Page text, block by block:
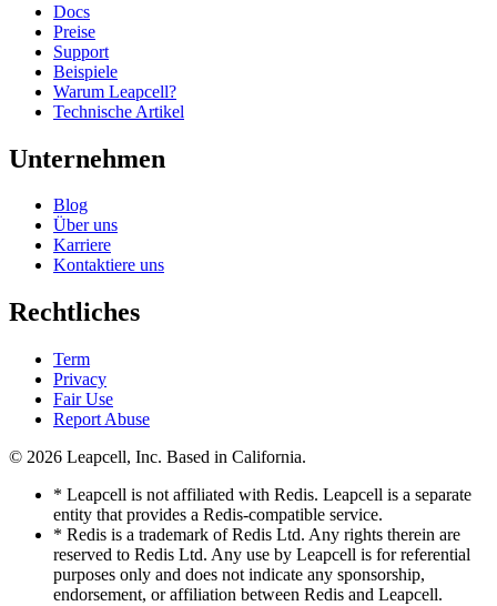
Docs
Preise
Support
Beispiele
Warum Leapcell?
Technische Artikel
Unternehmen
Blog
Über uns
Karriere
Kontaktiere uns
Rechtliches
Term
Privacy
Fair Use
Report Abuse
© 2026 Leapcell, Inc. Based in California.
* Leapcell is not affiliated with Redis. Leapcell is a separate
entity that provides a Redis-compatible service.
* Redis is a trademark of Redis Ltd. Any rights therein are
reserved to Redis Ltd. Any use by Leapcell is for referential
purposes only and does not indicate any sponsorship,
endorsement, or affiliation between Redis and Leapcell.